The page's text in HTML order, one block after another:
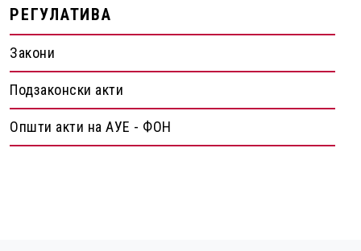
РЕГУЛАТИВА
Закони
Подзаконски акти
Општи акти на АУЕ - ФОН